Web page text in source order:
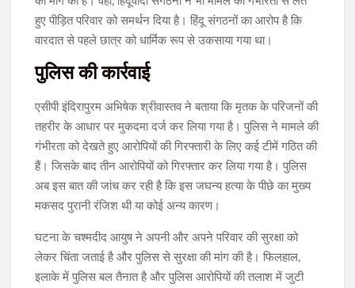
हुए पीड़ित परिवार को समर्थन दिया है। हिंदू संगठनों का आरोप है कि
वारदात से पहले छात्र को धार्मिक रूप से उकसाया गया था।
पुलिस की कार्रवाई
​एसीपी इंदिरापुरम अभिषेक श्रीवास्तव ने बताया कि मृतक के परिजनों की
तहरीर के आधार पर मुकदमा दर्ज कर लिया गया है। पुलिस ने मामले की
गंभीरता को देखते हुए आरोपियों की गिरफ्तारी के लिए कई टीमें गठित की
हैं। जिसके बाद तीन आरोपियों को गिरफ्तार कर लिया गया है। पुलिस
अब इस बात की जांच कर रही है कि इस जघन्य हत्या के पीछे का मुख्य
मकसद पुरानी रंजिश थी या कोई अन्य कारण।
​घटना के चश्मदीद आयुष ने अपनी और अपने परिवार की सुरक्षा को
लेकर चिंता जताई है और पुलिस से सुरक्षा की मांग की है। फिलहाल,
इलाके में पुलिस बल तैनात है और पुलिस आरोपियों की तलाश में जुटी